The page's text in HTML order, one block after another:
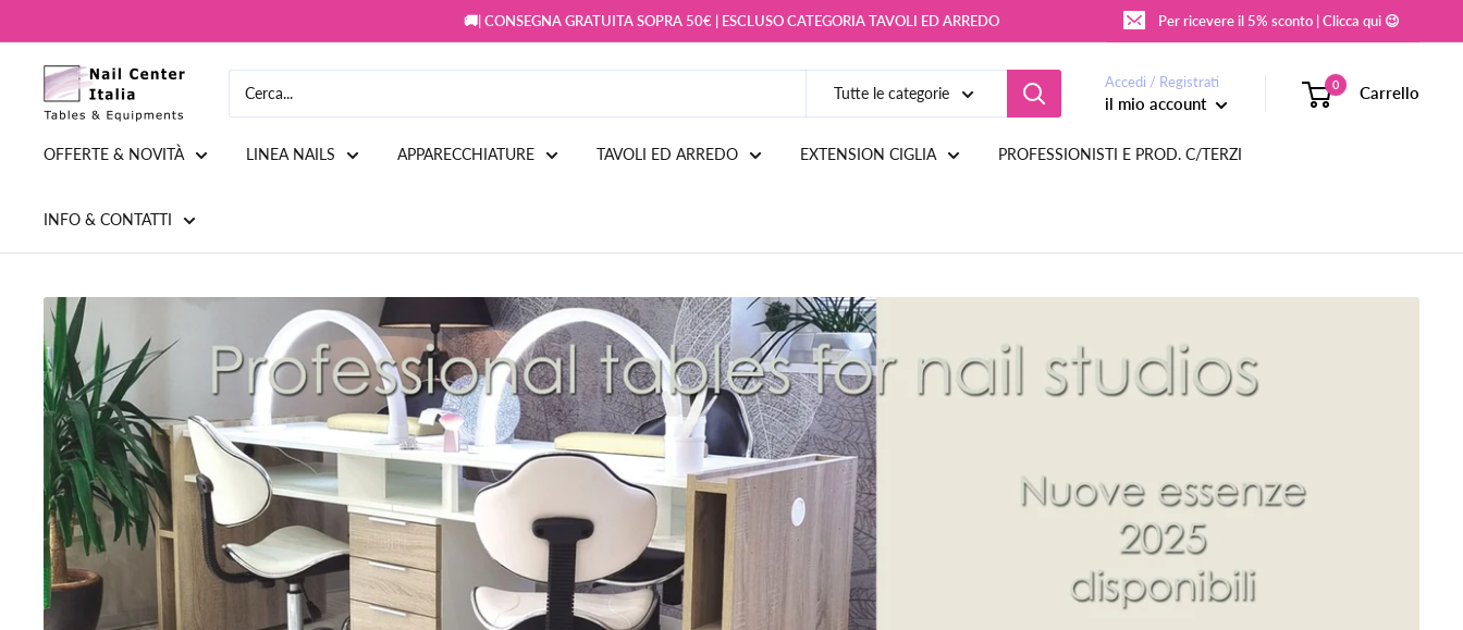
al
contenuto
🚚| CONSEGNA GRATUITA SOPRA 50€ | ESCLUSO CATEGORIA TAVOLI ED ARREDO Per ricevere il 5% sconto | Clicca qui 😉
Snc
Nail
Tutte le categorie
Accedi / Registrati
il mio account
0 Carrello
OFFERTE & NOVITÀ LINEA NAILS APPARECCHIATURE TAVOLI ED ARREDO EXTENSION CIGLIA PROFESSIONISTI E PROD. C/TERZI
INFO & CONTATTI